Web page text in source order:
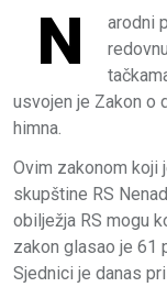
N
arodni
usvojen je Zakon o
himna.
Ovim zakonom koji
skupštine RS
obilježja RS mogu
zakon glasao je 61
Sjednici je danas